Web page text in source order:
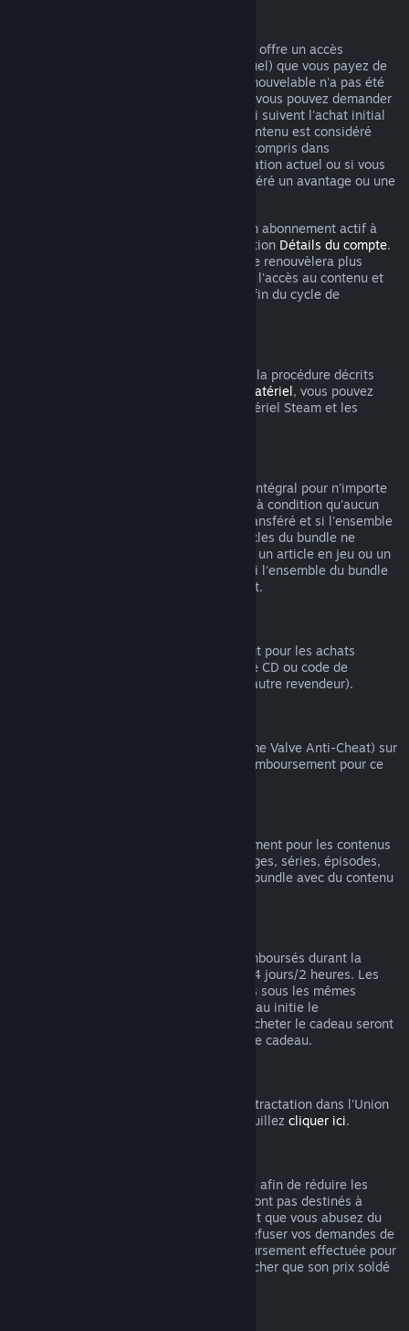
Pour certains contenus et services, Steam offre un accès
périodique (par exemple mensuel ou annuel) que vous payez de
manière récurrente. Si un abonnement renouvelable n'a pas été
utilisé au cours d'un cycle de facturation, vous pouvez demander
un remboursement dans les 48 heures qui suivent l'achat initial
ou un renouvellement automatique. Le contenu est considéré
comme utilisé si vous avez joué à un jeu compris dans
l'abonnement au cours du cycle de facturation actuel ou si vous
avez utilisé, consommé, modifié ou transféré un avantage ou une
Veuillez noter que vous pouvez annuler un abonnement actif à
tout moment en vous rendant dans la section Détails du compte.
Après annulation, votre abonnement ne se renouvèlera plus
automatiquement, mais vous conserverez l'accès au contenu et
les bénéfices de l'abonnement jusqu'à la fin du cycle de
Dans les limites du délai applicable et de la procédure décrits
Politique de remboursement du matériel, vous pouvez
demander un remboursement pour le matériel Steam et les
Vous pouvez recevoir un remboursement intégral pour n'importe
quel bundle acheté sur le magasin Steam à condition qu'aucun
article compris dans le bundle n'ait été transféré et si l'ensemble
du temps de jeu comprenant tous les articles du bundle ne
dépasse pas 2 heures. Si un bundle inclut un article en jeu ou un
DLC non remboursable, Steam vous dira si l'ensemble du bundle
est remboursable au moment du paiement.
Valve ne peut pas offrir de remboursement pour les achats
effectués hors de Steam (par exemple, clé CD ou code de
portemonnaie Steam acheté auprès d'un autre revendeur).
Si vous avez été banni(e) par VAC (système Valve Anti-Cheat) sur
un jeu, vous perdez alors votre droit de remboursement pour ce
Nous ne pouvons pas offrir de remboursement pour les contenus
vidéo sur Steam (ex. : films, courts-métrages, séries, épisodes,
tutoriels), sauf si la vidéo fait partie d'un bundle avec du contenu
Les cadeaux non activés peuvent être remboursés durant la
période de remboursement standard de 14 jours/2 heures. Les
cadeaux activés pourront être remboursés sous les mêmes
conditions si le ou la destinataire du cadeau initie le
remboursement. Les fonds utilisés pour acheter le cadeau seront
remboursés à celui ou celle qui a acheté le cadeau.
Pour accéder aux modalités du droit de rétractation dans l'Union
Européenne pour les clients de Steam, veuillez cliquer ici.
Les remboursements ont été mis en place afin de réduire les
risques liés à un achat sur Steam. Ils ne sont pas destinés à
obtenir des jeux gratuitement. S'il apparait que vous abusez du
système, nous pourrions être amenés à refuser vos demandes de
remboursement. Une demande de remboursement effectuée pour
un jeu acheté juste avant les soldes plus cher que son prix soldé